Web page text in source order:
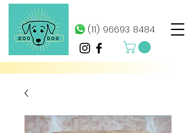
(11) 96693 8484